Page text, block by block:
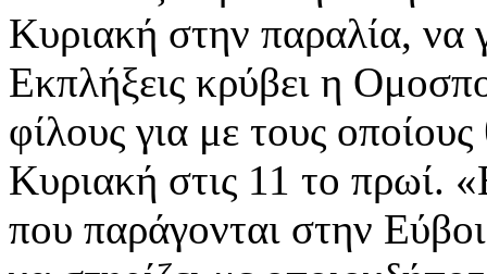
Κυριακή στην παραλία, να
Εκπλήξεις κρύβει η
φίλους για με τους
Κυριακή στις 11 το πρωί.
που παράγονται στην